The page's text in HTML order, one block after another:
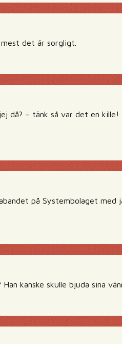
det är sorgligt.
då? – tänk så var det en kille!
på Systembolaget med
kanske skulle bjuda sina